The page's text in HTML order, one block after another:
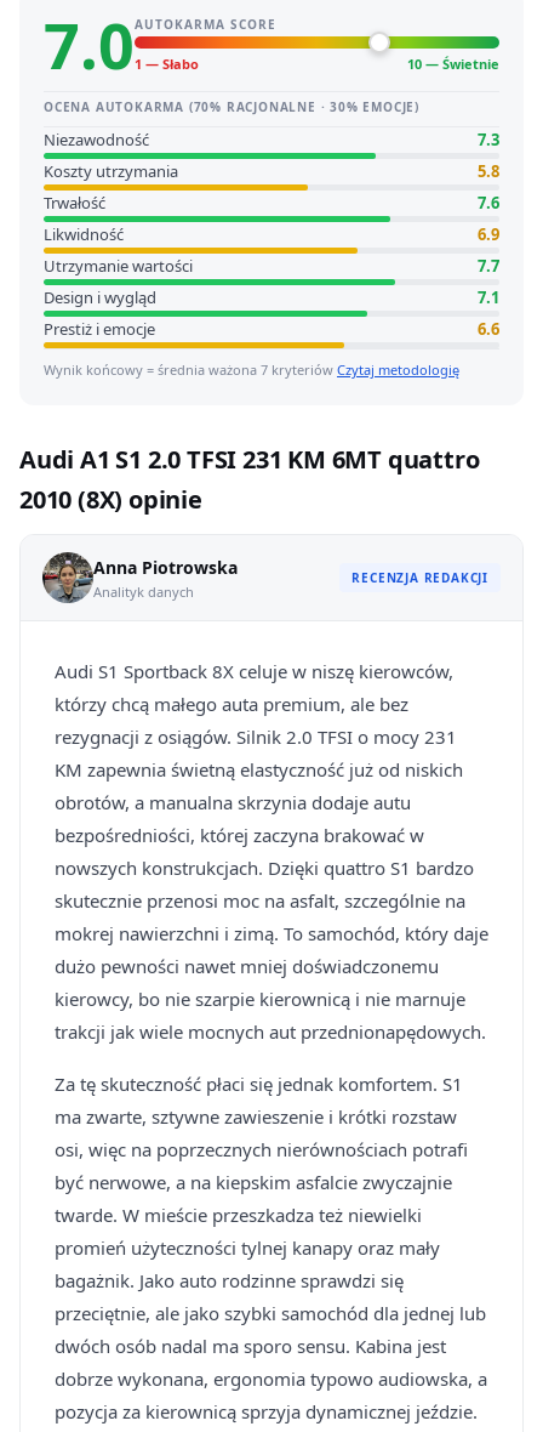
7.0AUTOKARMA SCORE
1 — Słabo 10 — Świetnie
OCENA AUTOKARMA (70% RACJONALNE · 30% EMOCJE)
Niezawodność
7.3
Koszty utrzymania
5.8
Trwałość
7.6
Likwidność
6.9
Utrzymanie wartości
7.7
Design i wygląd
7.1
Prestiż i emocje
6.6
Wynik końcowy = średnia ważona 7 kryteriów Czytaj metodologię
Audi A1 S1 2.0 TFSI 231 KM 6MT quattro
2010 (8X) opinie
Anna Piotrowska
Analityk danych
RECENZJA REDAKCJI
Audi S1 Sportback 8X celuje w niszę kierowców,
którzy chcą małego auta premium, ale bez
rezygnacji z osiągów. Silnik 2.0 TFSI o mocy 231
KM zapewnia świetną elastyczność już od niskich
obrotów, a manualna skrzynia dodaje autu
bezpośredniości, której zaczyna brakować w
nowszych konstrukcjach. Dzięki quattro S1 bardzo
skutecznie przenosi moc na asfalt, szczególnie na
mokrej nawierzchni i zimą. To samochód, który daje
dużo pewności nawet mniej doświadczonemu
kierowcy, bo nie szarpie kierownicą i nie marnuje
trakcji jak wiele mocnych aut przednionapędowych.
Za tę skuteczność płaci się jednak komfortem. S1
ma zwarte, sztywne zawieszenie i krótki rozstaw
osi, więc na poprzecznych nierównościach potrafi
być nerwowe, a na kiepskim asfalcie zwyczajnie
twarde. W mieście przeszkadza też niewielki
promień użyteczności tylnej kanapy oraz mały
bagażnik. Jako auto rodzinne sprawdzi się
przeciętnie, ale jako szybki samochód dla jednej lub
dwóch osób nadal ma sporo sensu. Kabina jest
dobrze wykonana, ergonomia typowo audiowska, a
pozycja za kierownicą sprzyja dynamicznej jeździe.